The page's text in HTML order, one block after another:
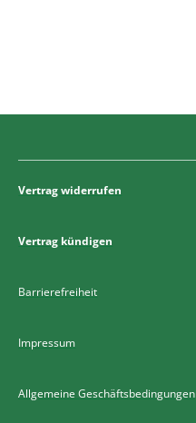
Vertrag widerrufen
Vertrag kündigen
Barrierefreiheit
Impressum
Allgemeine Geschäftsbedingungen